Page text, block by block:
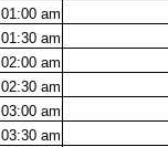
01:00 am
01:30 am
02:00 am
02:30 am
03:00 am
03:30 am